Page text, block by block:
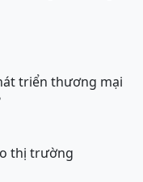
triển thương mại
thị trường